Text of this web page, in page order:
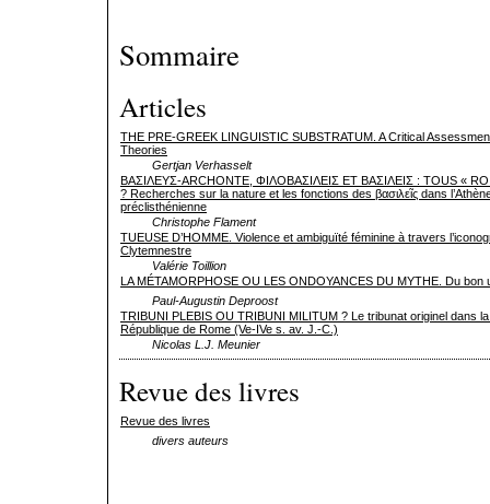
Sommaire
Articles
THE PRE-GREEK LINGUISTIC SUBSTRATUM. A Critical
Theories
Gertjan Verhasselt
ΒΑΣΙΛΕΥΣ-ARCHONTE, ΦΙΛΟΒΑΣΙΛΕΙΣ ET ΒΑΣΙΛΕΙΣ : TOUS «
? Recherches sur la nature et les fonctions des βασιλεῖς dans
préclisthénienne
Christophe Flament
TUEUSE D’HOMME. Violence et ambiguïté féminine à travers
Clytemnestre
Valérie Toillion
LA MÉTAMORPHOSE OU LES ONDOYANCES DU MYTHE. Du bon
Paul-Augustin Deproost
TRIBUNI PLEBIS OU TRIBUNI MILITUM ? Le tribunat originel dans
République de Rome (Ve-IVe s. av. J.-C.)
Nicolas L.J. Meunier
Revue des livres
Revue des livres
divers auteurs